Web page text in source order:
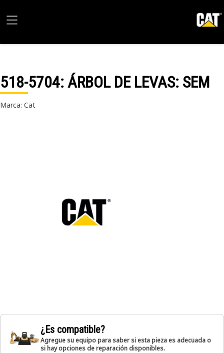
518-5704: ÁRBOL DE LEVAS: SEM
Marca: Cat
¿Es compatible?
Agregue su equipo para saber si esta pieza es adecuada o
si hay opciones de reparación disponibles.